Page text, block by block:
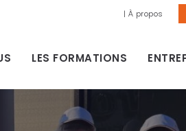
| À propos
LES FORMATIONS